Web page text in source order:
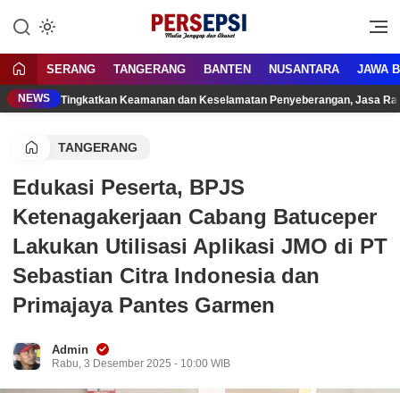
konten
Persepsi.co.id
Media Tanggap Dan Akurat
SERANG TANGERANG BANTEN NUSANTARA JAWA
NEWS Tingkatkan Keamanan dan Keselamatan Penyeberangan, Jasa
TANGERANG
Edukasi Peserta, BPJS
Ketenagakerjaan Cabang Batuceper
Lakukan Utilisasi Aplikasi JMO di PT
Sebastian Citra Indonesia dan
Primajaya Pantes Garmen
Admin
Rabu, 3 Desember 2025 - 10:00 WIB